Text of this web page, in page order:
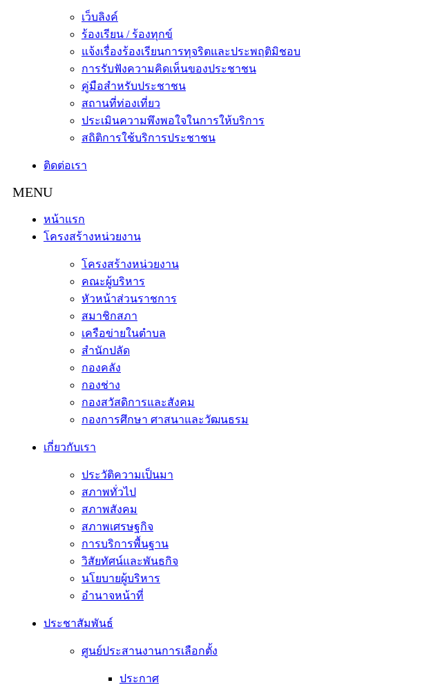
เว็บลิงค์
ร้องเรียน / ร้องทุกข์
แจ้งเรื่องร้องเรียนการทุจริตและประพฤติมิชอบ
การรับฟังความคิดเห็นของประชาชน
คู่มือสำหรับประชาชน
สถานที่ท่องเที่ยว
ประเมินความพึงพอใจในการให้บริการ
สถิติการใช้บริการประชาชน
ติดต่อเรา
หน้าแรก
โครงสร้างหน่วยงาน
โครงสร้างหน่วยงาน
คณะผู้บริหาร
หัวหน้าส่วนราชการ
สมาชิกสภา
เครือข่ายในตำบล
สำนักปลัด
กองคลัง
กองช่าง
กองสวัสดิการและสังคม
กองการศึกษา ศาสนาและวัฒนธรม
เกี่ยวกับเรา
ประวัติความเป็นมา
สภาพทั่วไป
สภาพสังคม
สภาพเศรษฐกิจ
การบริการพื้นฐาน
วิสัยทัศน์และพันธกิจ
นโยบายผู้บริหาร
อํานาจหน้าที่
ประชาสัมพันธ์
ศูนย์ประสานงานการเลือกตั้ง
ประกาศ